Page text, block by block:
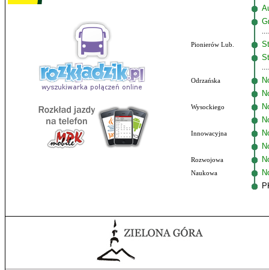
Pionierów Lub.
Odrzańska
Wysockiego
Innowacyjna
Rozwojowa
Naukowa